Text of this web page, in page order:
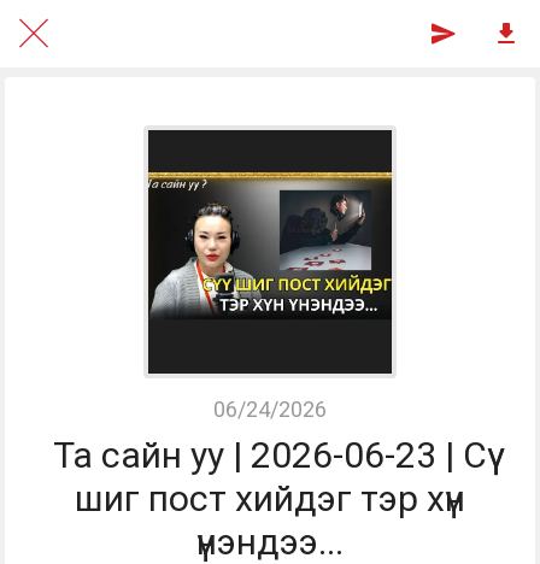
06/24/2026
Та сайн уу | 2026-06-23 | Сүү
шиг пост хийдэг тэр хүн
үнэндээ...